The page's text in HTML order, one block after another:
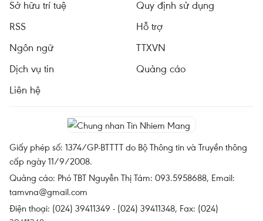
Sở hữu trí tuệ
Quy định sử dụng
RSS
Hỗ trợ
Ngôn ngữ
TTXVN
Dịch vụ tin
Quảng cáo
Liên hệ
Giấy phép số: 1374/GP-BTTTT do Bộ Thông tin và Truyền thông
cấp ngày 11/9/2008.
Quảng cáo: Phó TBT Nguyễn Thị Tám: 093.5958688, Email:
tamvna@gmail.com
Điện thoại: (024) 39411349 - (024) 39411348, Fax: (024)